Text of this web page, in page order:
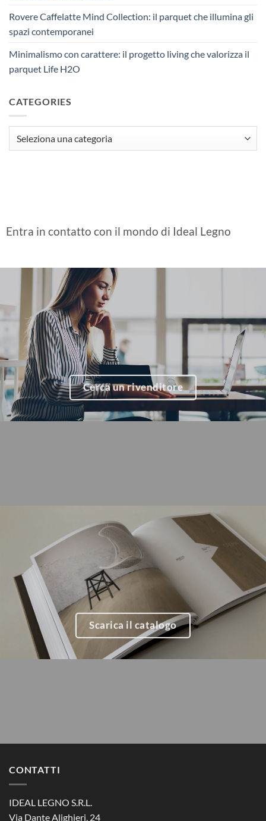
Rovere Caffelatte Mind Collection: il parquet che illumina gli
spazi contemporanei
Minimalismo con carattere: il progetto living che valorizza il
parquet Life H2O
CATEGORIES
Entra in contatto con il mondo di Ideal Legno
Cerca un rivenditore
Scarica il catalogo
CONTATTI
IDEAL LEGNO S.R.L.
Via Dante Alighieri, 24